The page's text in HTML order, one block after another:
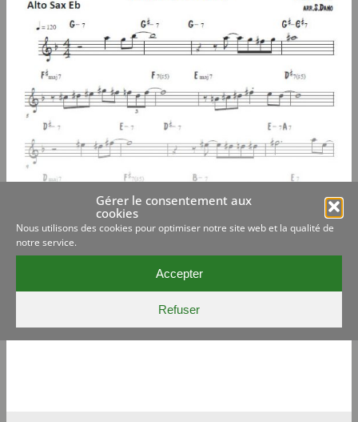
Gérer le consentement aux
cookies
Nous utilisons des cookies pour optimiser notre site web et la qualité de
notre service.
Accepter
Refuser